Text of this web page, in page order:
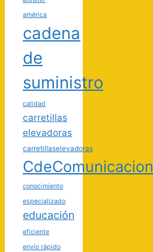
américa
cadena
de
suministro
calidad
carretillas
elevadoras
carretillaselevadoras
CdeComunicacion
conocimiento
especializado
educación
eficiente
envío rápido